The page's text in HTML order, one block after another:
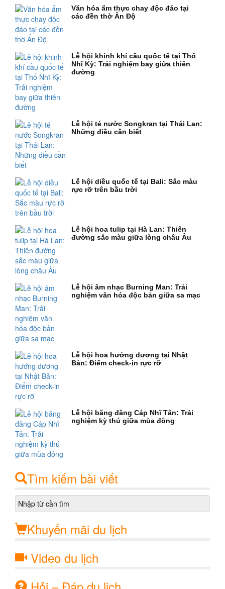
Văn hóa ẩm thực chay độc đáo tại
các đền thờ Ấn Độ
Lễ hội khinh khí cầu quốc tế tại Thổ
Nhĩ Kỳ: Trải nghiệm bay giữa thiên
đường
Lễ hội té nước Songkran tại Thái Lan:
Những điều cần biết
Lễ hội diều quốc tế tại Bali: Sắc màu
rực rỡ trên bầu trời
Lễ hội hoa tulip tại Hà Lan: Thiên
đường sắc màu giữa lòng châu Âu
Lễ hội âm nhạc Burning Man: Trải
nghiệm văn hóa độc bản giữa sa mạc
Lễ hội hoa hướng dương tại Nhật
Bản: Điểm check-in rực rỡ
Lễ hội băng đăng Cáp Nhĩ Tân: Trải
nghiệm kỳ thú giữa mùa đông
Tìm kiếm bài viết
Khuyến mãi du lịch
Video du lịch